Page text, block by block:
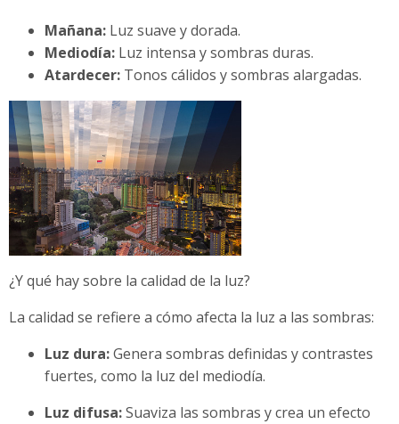
Mañana: Luz suave y dorada.
Mediodía: Luz intensa y sombras duras.
Atardecer: Tonos cálidos y sombras alargadas.
¿Y qué hay sobre la calidad de la luz?
La calidad se refiere a cómo afecta la luz a las sombras:
Luz dura:Genera sombras definidas y contrastes
fuertes, como la luz del mediodía.
Luz difusa:Suaviza las sombras y crea un efecto